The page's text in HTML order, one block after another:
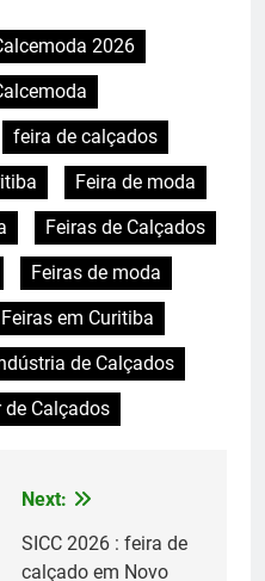
2026
feira de calçados
Feira de moda
Feiras de Calçados
Feiras de moda
Feiras em Curitiba
de Calçados
de Calçados
Next:
SICC 2026 : feira de
calçado em Novo